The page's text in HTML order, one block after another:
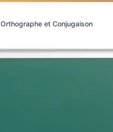
Orthographe et Conjugaison